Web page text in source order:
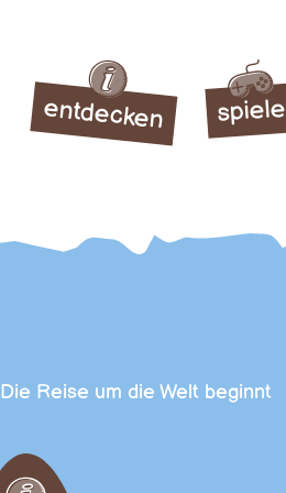
entdecken spiele
Die Reise um die Welt beginnt